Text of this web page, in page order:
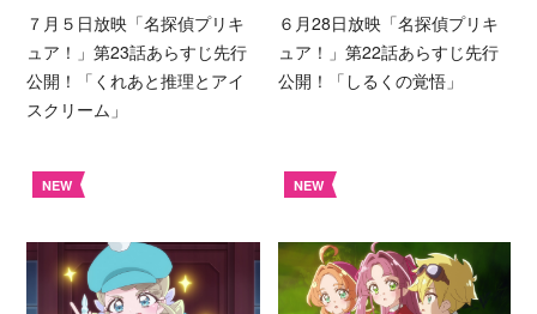
７月５日放映「名探偵プリキ
ュア！」第23話あらすじ先行
公開！「くれあと推理とアイ
スクリーム」
６月28日放映「名探偵プリキ
ュア！」第22話あらすじ先行
公開！「しるくの覚悟」
NEW NEW